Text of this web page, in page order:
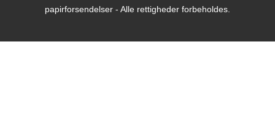
papirforsendelser - Alle rettigheder forbeholdes.